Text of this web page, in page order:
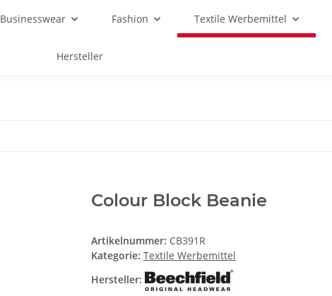
Businesswear Fashion Textile Werbemittel
Hersteller
Colour Block Beanie
Artikelnummer: CB391R
Kategorie: Textile Werbemittel
Hersteller: